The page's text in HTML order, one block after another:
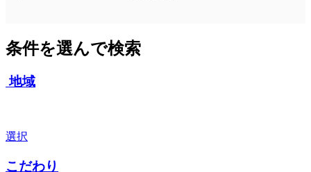
条件を選んで検索
地域
選択
こだわり